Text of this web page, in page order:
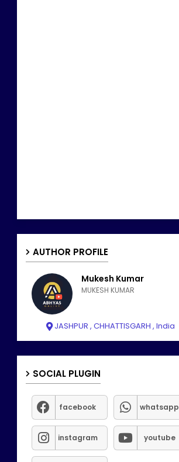
AUTHOR PROFILE
Mukesh Kumar
MUKESH KUMAR
JASHPUR , CHHATTISGARH , India
SOCIAL PLUGIN
facebook whatsapp
instagram youtube